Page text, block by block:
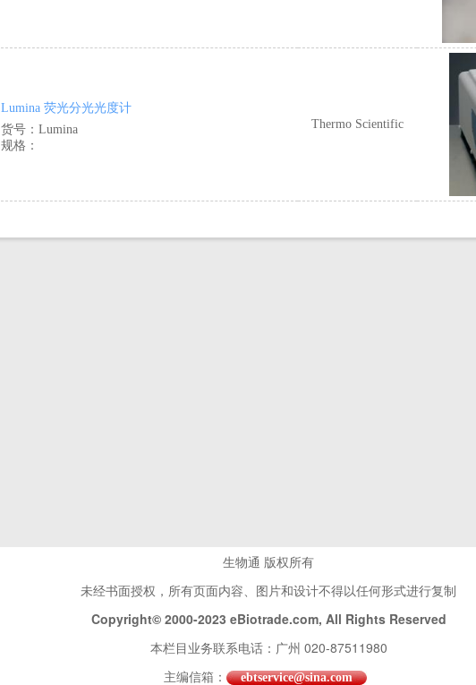
Lumina 荧光分光光度计
货号：Lumina
规格：
Thermo Scientific
生物通 版权所有
未经书面授权，所有页面内容、图片和设计不得以任何形式进行复制
Copyright© 2000-2023 eBiotrade.com, All Rights Reserved
本栏目业务联系电话：广州 020-87511980
主编信箱：
ebtservice@sina.com